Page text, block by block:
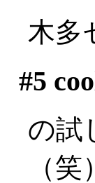
木多
#5
の試
（笑）